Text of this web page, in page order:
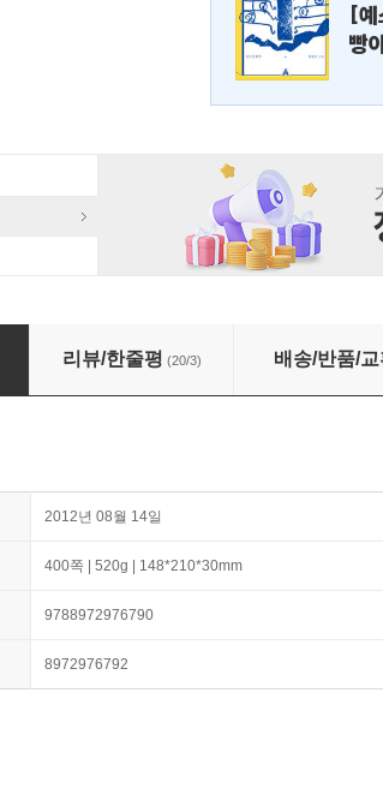
[
빵
리뷰/한줄평 (20/3) 배송/반품/
2012년 08월 14일
400쪽 | 520g | 148*210*30mm
9788972976790
8972976792